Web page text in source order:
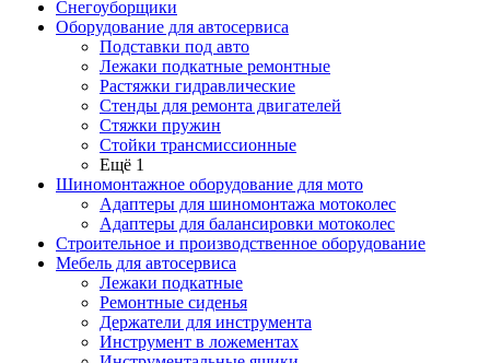
Снегоуборщики
Оборудование для автосервиса
Подставки под авто
Лежаки подкатные ремонтные
Растяжки гидравлические
Стенды для ремонта двигателей
Стяжки пружин
Стойки трансмиссионные
Ещё 1
Шиномонтажное оборудование для мото
Адаптеры для шиномонтажа мотоколес
Адаптеры для балансировки мотоколес
Строительное и производственное оборудование
Мебель для автосервиса
Лежаки подкатные
Ремонтные сиденья
Держатели для инструмента
Инструмент в ложементах